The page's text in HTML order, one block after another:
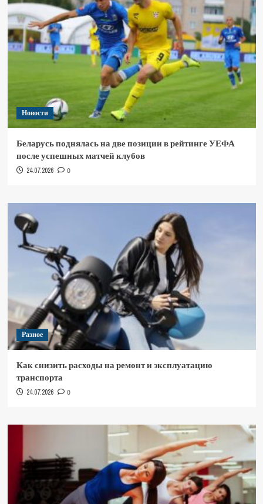
Новости
Беларусь поднялась на две позиции в рейтинге УЕФА
после успешных матчей клубов
24.07.2026 0
Разное
Как снизить расходы на ремонт и эксплуатацию
транспорта
24.07.2026 0